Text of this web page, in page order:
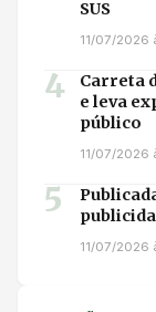
SUS
11/07/2026
4
Carreta
e leva
público
11/07/2026
5
11/07/2026